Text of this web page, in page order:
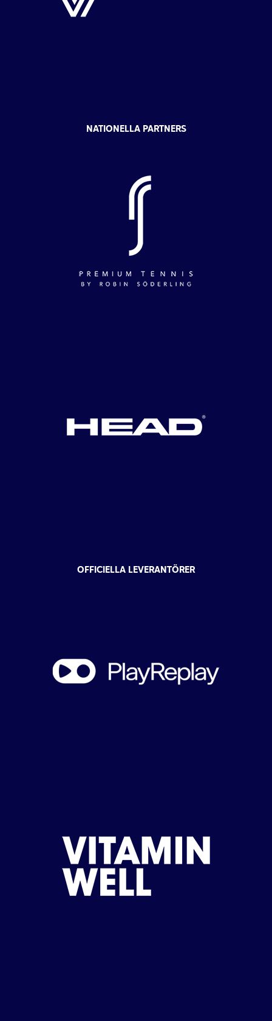
NATIONELLA PARTNERS
OFFICIELLA LEVERANTÖRER